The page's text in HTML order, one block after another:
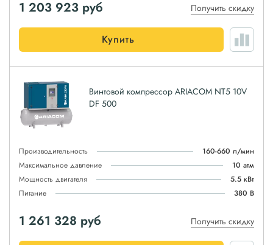
1 203 923 руб Получить скидку
Купить
Винтовой компрессор ARIACOM NT5 10V
DF 500
Производительность
160-660 л/мин
Максимальное давление
10 атм
Мощность двигателя
5.5 кВт
Питание
380 В
1 261 328 руб Получить скидку